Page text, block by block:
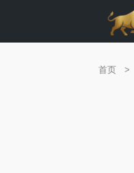
首页 >